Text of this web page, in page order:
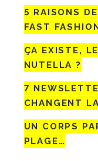
5 RAISONS
FAST
ÇA EXISTE,
NUTELLA ?
7
CHANGENT
UN CORPS
PLAGE…